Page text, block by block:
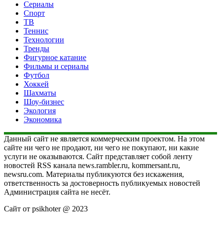
Сериалы
Спорт
ТВ
Теннис
Технологии
Тренды
Фигурное катание
Фильмы и сериалы
Футбол
Хоккей
Шахматы
Шоу-бизнес
Экология
Экономика
Данный сайт не является коммерческим проектом. На этом
сайте ни чего не продают, ни чего не покупают, ни какие
услуги не оказываются. Сайт представляет собой ленту
новостей RSS канала news.rambler.ru, kommersant.ru,
newsru.com. Материалы публикуются без искажения,
ответственность за достоверность публикуемых новостей
Администрация сайта не несёт.
Сайт от psikhoter @ 2023